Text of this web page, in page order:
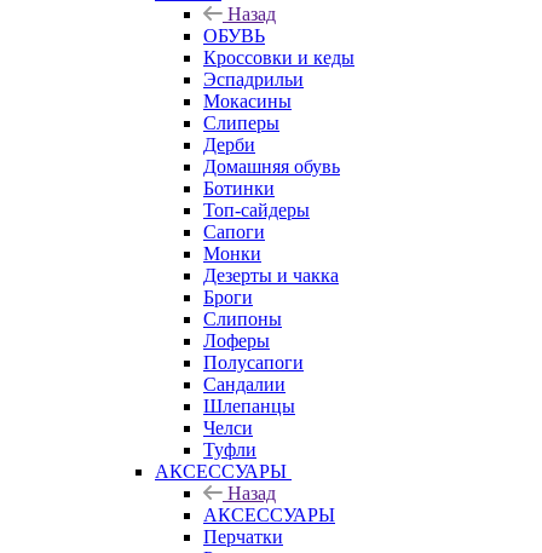
Назад
ОБУВЬ
Кроссовки и кеды
Эспадрильи
Мокасины
Слиперы
Дерби
Домашняя обувь
Ботинки
Топ-сайдеры
Сапоги
Монки
Дезерты и чакка
Броги
Слипоны
Лоферы
Полусапоги
Сандалии
Шлепанцы
Челси
Туфли
АКСЕССУАРЫ
Назад
АКСЕССУАРЫ
Перчатки